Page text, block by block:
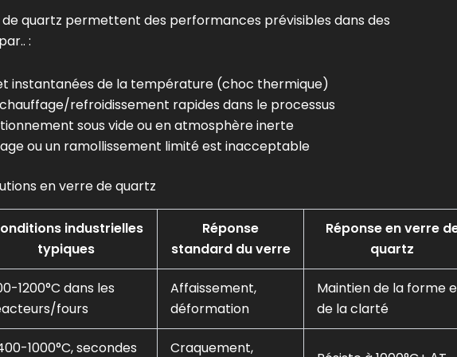
de quartz permettent des performances prévisibles dans des
:
instantanées de la température (choc thermique)
refroidissement rapides dans le processus
sous vide ou en atmosphère inerte
ou un ramollissement limité est inacceptable
en verre de quartz
industrielles
typiques
Réponse
standard du verre
Réponse en verre
quartz
1200°C dans les
fours
Affaissement,
déformation
Maintien de la forme
de la clarté
1000°C, secondes Craquement,